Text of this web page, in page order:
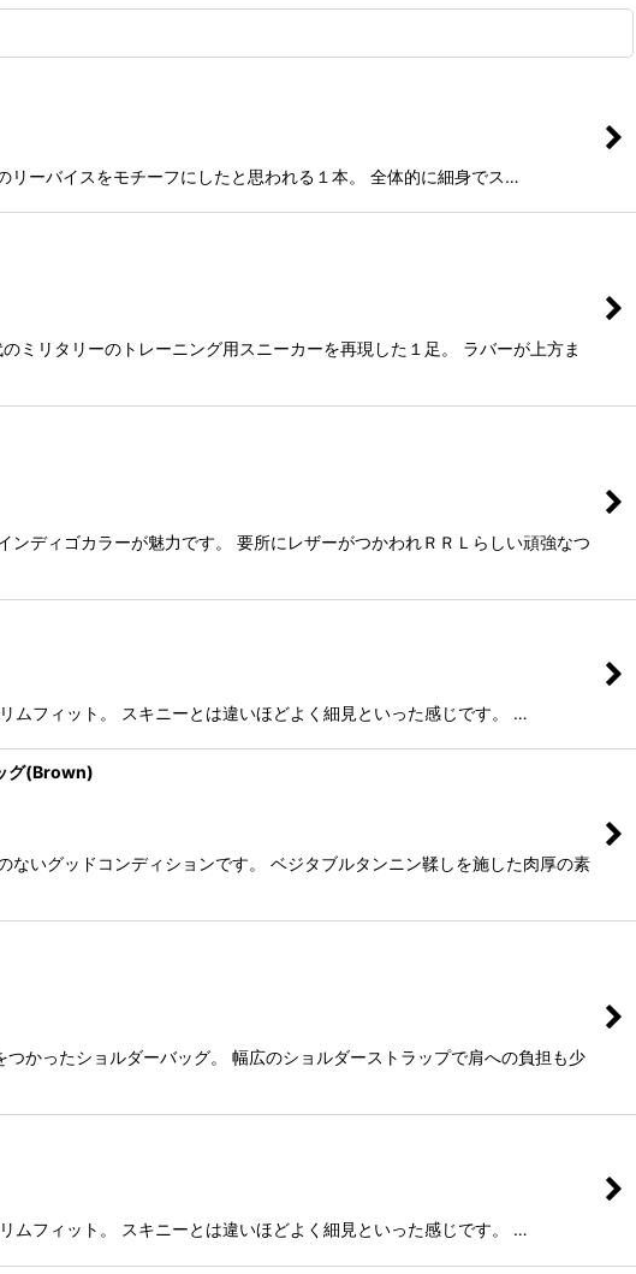
ーバイスをモチーフにしたと思われる１本。 全体的に細身でス…
ミリタリーのトレーニング用スニーカーを再現した１足。 ラバーが上方ま
ディゴカラーが魅力です。 要所にレザーがつかわれＲＲＬらしい頑強なつ
ムフィット。 スキニーとは違いほどよく細見といった感じです。 …
グ(Brown)
いグッドコンディションです。 ベジタブルタンニン鞣しを施した肉厚の素
かったショルダーバッグ。 幅広のショルダーストラップで肩への負担も少
ムフィット。 スキニーとは違いほどよく細見といった感じです。 …